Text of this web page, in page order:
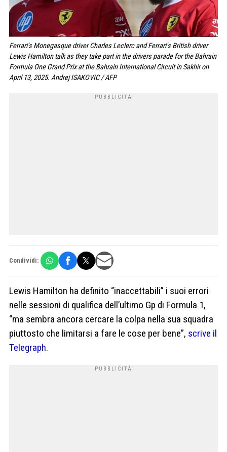
Ferrari's Monegasque driver Charles Leclerc and Ferrari's British driver
Lewis Hamilton talk as they take part in the drivers parade for the Bahrain
Formula One Grand Prix at the Bahrain International Circuit in Sakhir on
April 13, 2025. Andrej ISAKOVIC / AFP
Condividi:
Lewis Hamilton ha definito “inaccettabili” i suoi errori
nelle sessioni di qualifica dell’ultimo Gp di Formula 1,
“ma sembra ancora cercare la colpa nella sua squadra
piuttosto che limitarsi a fare le cose per bene”, scrive il
Telegraph.